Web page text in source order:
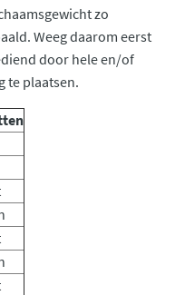
zo
Weeg daarom eerst
door hele en/of
te plaatsen.